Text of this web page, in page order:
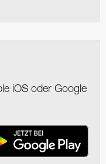
iOS oder Google